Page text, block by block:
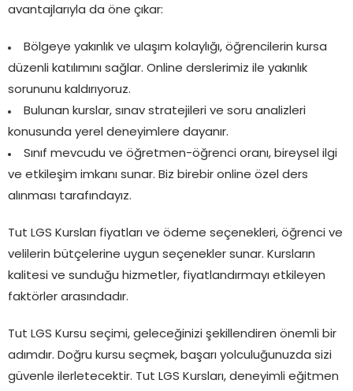
avantajlarıyla da öne çıkar:
Bölgeye yakınlık ve ulaşım kolaylığı, öğrencilerin kursa
düzenli katılımını sağlar. Online derslerimiz ile yakınlık
sorununu kaldırıyoruz.
Bulunan kurslar, sınav stratejileri ve soru analizleri
konusunda yerel deneyimlere dayanır.
Sınıf mevcudu ve öğretmen-öğrenci oranı, bireysel ilgi
ve etkileşim imkanı sunar. Biz birebir online özel ders
alınması tarafındayız.
Tut LGS Kursları fiyatları ve ödeme seçenekleri, öğrenci ve
velilerin bütçelerine uygun seçenekler sunar. Kursların
kalitesi ve sunduğu hizmetler, fiyatlandırmayı etkileyen
faktörler arasındadır.
Tut LGS Kursu seçimi, geleceğinizi şekillendiren önemli bir
adımdır. Doğru kursu seçmek, başarı yolculuğunuzda sizi
güvenle ilerletecektir. Tut LGS Kursları, deneyimli eğitmen